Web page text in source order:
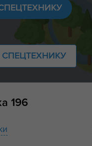
196